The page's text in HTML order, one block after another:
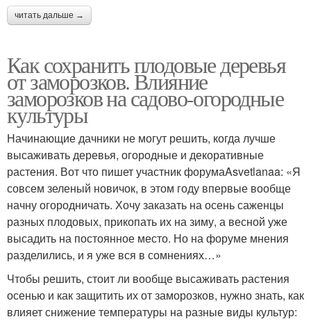
читать дальше →
Как сохранить плодовые деревья
от заморозков. Влияние
заморозков на садово-огородные
культуры
Начинающие дачники не могут решить, когда лучше
высаживать деревья, огородные и декоративные
растения. Вот что пишет участник форумаAsvetlanaa: «Я
совсем зеленый новичок, в этом году впервые вообще
начну огородничать. Хочу заказать на осень саженцы
разных плодовых, прикопать их на зиму, а весной уже
высадить на постоянное место. Но на форуме мнения
разделились, и я уже вся в сомнениях…»
Чтобы решить, стоит ли вообще высаживать растения
осенью и как защитить их от заморозков, нужно знать, как
влияет снижение температуры на разные виды культур: